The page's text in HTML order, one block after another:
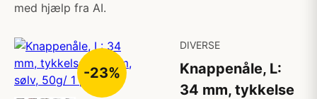
med hjælp fra AI.
-23%
DIVERSE
Knappenåle, L:
34 mm, tykkelse